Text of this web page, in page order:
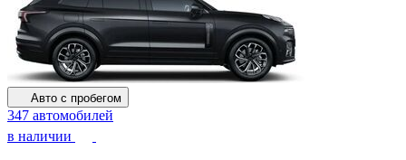
Авто с пробегом
347 автомобилей
в наличии